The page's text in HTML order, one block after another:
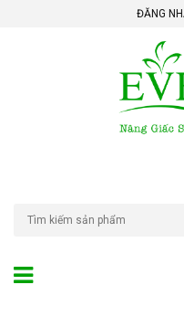
ĐĂNG